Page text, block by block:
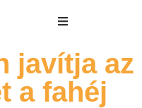
javítja az
a fahéj